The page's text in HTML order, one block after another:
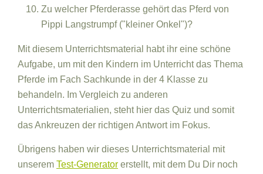
Zu welcher Pferderasse gehört das Pferd von
Pippi Langstrumpf ("kleiner Onkel")?
Mit diesem Unterrichtsmaterial habt ihr eine schöne
Aufgabe, um mit den Kindern im Unterricht das Thema
Pferde im Fach Sachkunde in der 4 Klasse zu
behandeln. Im Vergleich zu anderen
Unterrichtsmaterialien, steht hier das Quiz und somit
das Ankreuzen der richtigen Antwort im Fokus.
Übrigens haben wir dieses Unterrichtsmaterial mit
unserem Test-Generator erstellt, mit dem Du Dir noch